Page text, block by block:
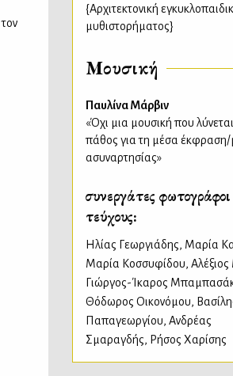
{Αρχιτεκτονική
μυθιστορήματος}
Μουσική
Παυλίνα Μάρβιν
«Όχι μια μουσική που
πάθος για τη μέσα έκφραση/
ασυναρτησίας»
συνεργάτες φωτογράφοι
τεύχους:
Ηλίας Γεωργιάδης, Μαρία
Μαρία Κοσσυφίδου,
Γιώργος-Ίκαρος
Θόδωρος Οικονόμου,
Παπαγεωργίου, Ανδρέας
Σμαραγδής, Ρήσος Χαρίσης